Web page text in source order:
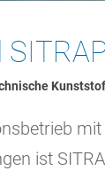
ist